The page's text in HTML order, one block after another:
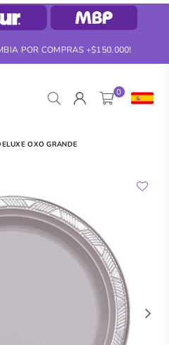
POR COMPRAS +$150.000!
0
OXO GRANDE